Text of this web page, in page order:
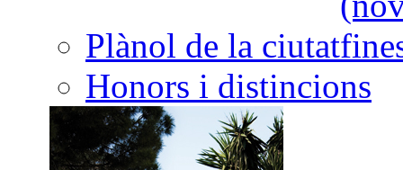
Plànol de la ciutat
Honors i distincions